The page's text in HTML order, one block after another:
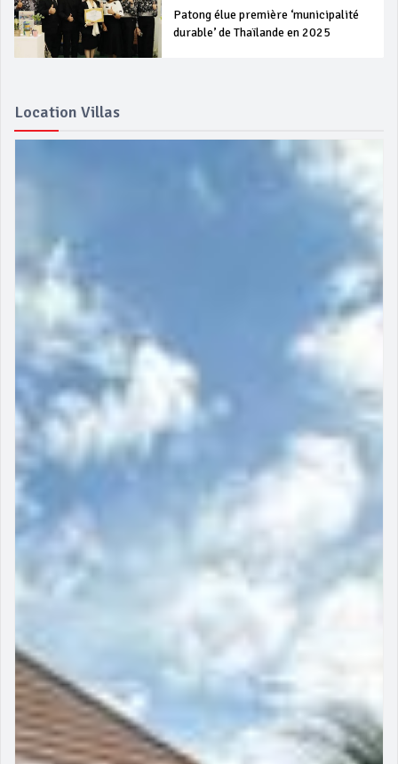
Patong élue première ‘municipalité
durable’ de Thaïlande en 2025
Location Villas